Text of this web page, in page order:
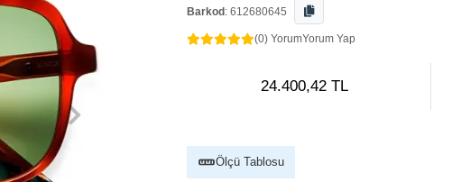
Barkod : 612680645
(0) YorumYorum Yap
24.400,42 TL
Ölçü Tablosu